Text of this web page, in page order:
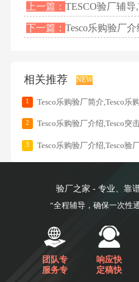
上一篇：TESCO验厂辅导
下一篇：Tesco乐购验厂
相关推荐 NEW
1 Tesco乐购验厂简介,Tesco乐购
2 Tesco乐购验厂介绍,Tesco突
3 Tesco乐购验厂介绍,Tesco验
验厂之家 - 专业、靠
“全程辅导，确保一次性
团队专
服务专
响应快
定稿快